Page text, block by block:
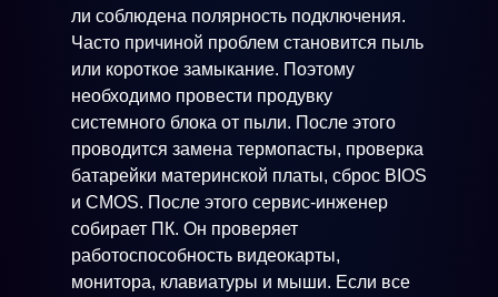
ли соблюдена полярность подключения.
Часто причиной проблем становится пыль
или короткое замыкание. Поэтому
необходимо провести продувку
системного блока от пыли. После этого
проводится замена термопасты, проверка
батарейки материнской платы, сброс BIOS
и CMOS. После этого сервис-инженер
собирает ПК. Он проверяет
работоспособность видеокарты,
монитора, клавиатуры и мыши. Если все